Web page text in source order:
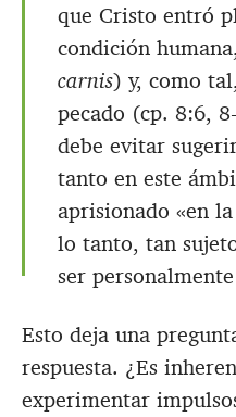
que Cristo entró
condición
carnis) y, como
pecado (cp. 8:6,
debe evitar
tanto en este
aprisionado «en
lo tanto, tan
ser
Esto deja una
respuesta. ¿Es
experimentar